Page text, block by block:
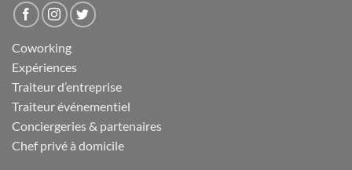
Coworking
Expériences
Traiteur d’entreprise
Traiteur événementiel
Conciergeries & partenaires
Chef privé à domicile